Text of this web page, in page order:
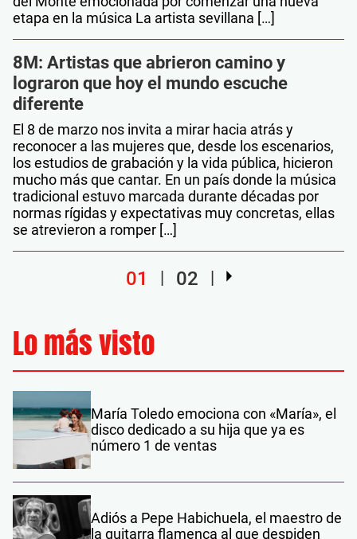
etapa en la música La artista sevillana […]
8M: Artistas que abrieron camino y
lograron que hoy el mundo escuche
diferente
El 8 de marzo nos invita a mirar hacia atrás y
reconocer a las mujeres que, desde los escenarios,
los estudios de grabación y la vida pública, hicieron
mucho más que cantar. En un país donde la música
tradicional estuvo marcada durante décadas por
normas rígidas y expectativas muy concretas, ellas
se atrevieron a romper […]
01 02
Lo más visto
María Toledo emociona con «María», el
disco dedicado a su hija que ya es
número 1 de ventas
Adiós a Pepe Habichuela, el maestro de
la guitarra flamenca al que despiden